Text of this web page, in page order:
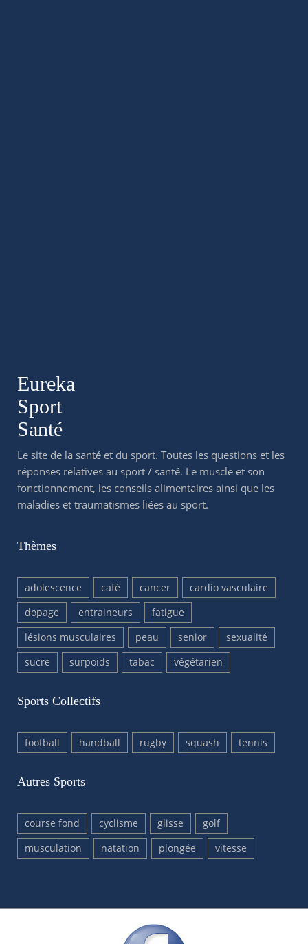
Eureka
Sport
Santé
Le site de la santé et du sport. Toutes les questions et les
réponses relatives au sport / santé. Le muscle et son
fonctionnement, les conseils alimentaires ainsi que les
maladies et traumatismes liées au sport.
Thèmes
adolescence café cancer
cardio vasculaire
dopage
entraineurs
fatigue
lésions musculaires
peau senior
sexualité
sucre
surpoids tabac végétarien
Sports Collectifs
football handball rugby squash tennis
Autres Sports
course fond cyclisme glisse
golf
musculation
natation plongée vitesse